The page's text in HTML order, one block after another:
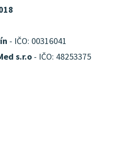
- IČO: 00316041
s.r.o - IČO: 48253375